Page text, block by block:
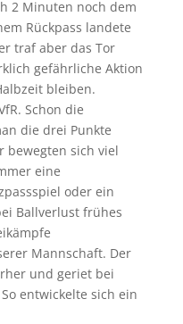
2 Minuten noch dem
Rückpass landete
traf aber das Tor
gefährliche Aktion
bleiben.
Schon die
die drei Punkte
bewegten sich viel
eine
oder ein
Ballverlust frühes
Mannschaft. Der
und geriet bei
entwickelte sich ein